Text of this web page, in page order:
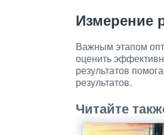
Измерение
Важным этапом
оценить
результатов
результатов.
Читайте